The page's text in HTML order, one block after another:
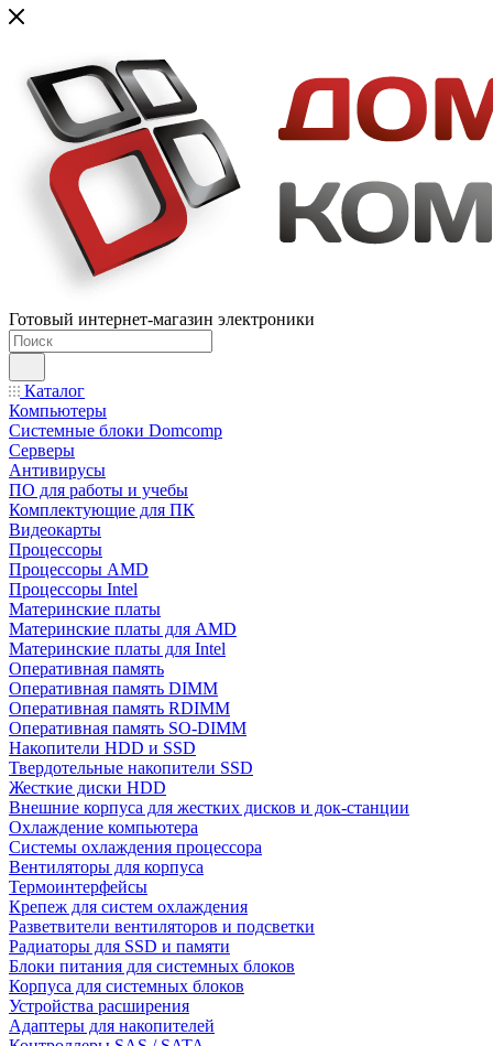
Готовый интернет-магазин электроники
Каталог
Компьютеры
Системные блоки Domcomp
Серверы
Антивирусы
ПО для работы и учебы
Комплектующие для ПК
Видеокарты
Процессоры
Процессоры AMD
Процессоры Intel
Материнские платы
Материнские платы для AMD
Материнские платы для Intel
Оперативная память
Оперативная память DIMM
Оперативная память RDIMM
Оперативная память SO-DIMM
Накопители HDD и SSD
Твердотельные накопители SSD
Жесткие диски HDD
Внешние корпуса для жестких дисков и док-станции
Охлаждение компьютера
Системы охлаждения процессора
Вентиляторы для корпуса
Термоинтерфейсы
Крепеж для систем охлаждения
Разветвители вентиляторов и подсветки
Радиаторы для SSD и памяти
Блоки питания для системных блоков
Корпуса для системных блоков
Устройства расширения
Адаптеры для накопителей